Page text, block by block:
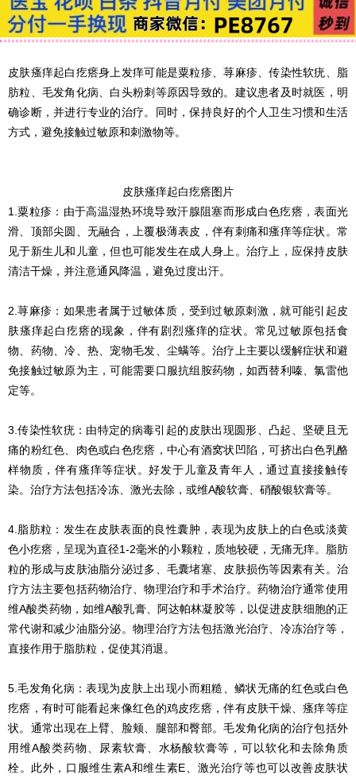
皮肤瘙痒起白疙瘩身上发痒可能是粟粒疹、荨麻疹、传染性软疣、脂
肪粒、毛发角化病、白头粉刺等原因导致的。建议患者及时就医，明
确诊断，并进行专业的治疗。同时，保持良好的个人卫生习惯和生活
方式，避免接触过敏原和刺激物等。
皮肤瘙痒起白疙瘩图片
1.粟粒疹：由于高温湿热环境导致汗腺阻塞而形成白色疙瘩，表面光
滑、顶部尖圆、无融合，上覆极薄表皮，伴有刺痛和瘙痒等症状。常
见于新生儿和儿童，但也可能发生在成人身上。治疗上，应保持皮肤
清洁干燥，并注意通风降温，避免过度出汗。
2.荨麻疹：如果患者属于过敏体质，受到过敏原刺激，就可能引起皮
肤瘙痒起白疙瘩的现象，伴有剧烈瘙痒的症状。常见过敏原包括食
物、药物、冷、热、宠物毛发、尘螨等。治疗上主要以缓解症状和避
免接触过敏原为主，可能需要口服抗组胺药物，如西替利嗪、氯雷他
定等。
3.传染性软疣：由特定的病毒引起的皮肤出现圆形、凸起、坚硬且无
痛的粉红色、肉色或白色疙瘩，中心有酒窝状凹陷，可挤出白色乳酪
样物质，伴有瘙痒等症状。好发于儿童及青年人，通过直接接触传
染。治疗方法包括冷冻、激光去除，或维A酸软膏、硝酸银软膏等。
4.脂肪粒：发生在皮肤表面的良性囊肿，表现为皮肤上的白色或淡黄
色小疙瘩，呈现为直径1-2毫米的小颗粒，质地较硬，无痛无痒。脂肪
粒的形成与皮肤油脂分泌过多、毛囊堵塞、皮肤损伤等因素有关。治
疗方法主要包括药物治疗、物理治疗和手术治疗。药物治疗通常使用
维A酸类药物，如维A酸乳膏、阿达帕林凝胶等，以促进皮肤细胞的正
常代谢和减少油脂分泌。物理治疗方法包括激光治疗、冷冻治疗等，
直接作用于脂肪粒，促使其消退。
5.毛发角化病：表现为皮肤上出现小而粗糙、鳞状无痛的红色或白色
疙瘩，有时可能看起来像红色的鸡皮疙瘩，伴有皮肤干燥、瘙痒等症
状。通常出现在上臂、脸颊、腿部和臀部。毛发角化病的治疗包括外
用维A酸类药物、尿素软膏、水杨酸软膏等，可以软化和去除角质
栓。此外，口服维生素A和维生素E、激光治疗等也可以改善皮肤状